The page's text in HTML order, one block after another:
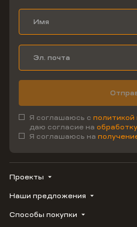
Я соглашаюсь с
даю согласие на
Я соглашаюсь на
Проекты
ВЕРН
1799
Наши предложения
Купить квартиру
Способы покупки